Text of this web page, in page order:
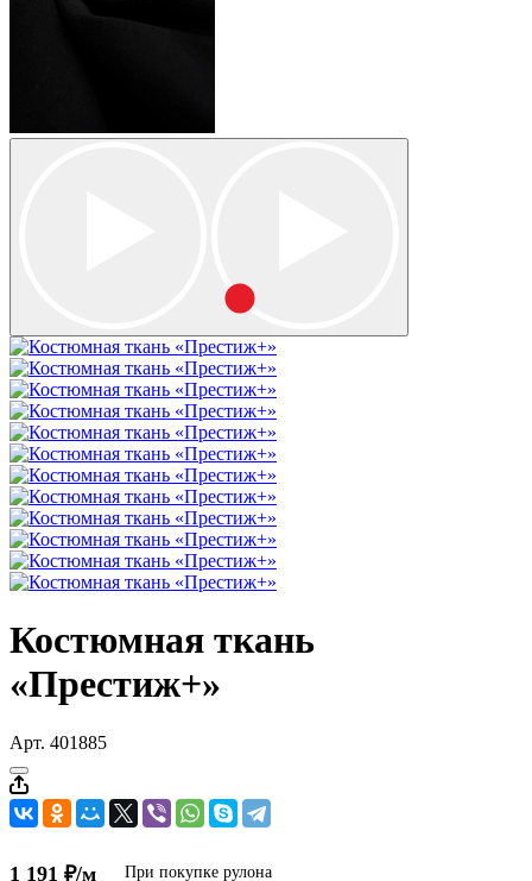
Костюмная ткань
«Престиж+»
Арт. 401885
1 191 ₽/м При покупке рулона